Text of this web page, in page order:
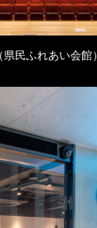
民ふれあい会館）